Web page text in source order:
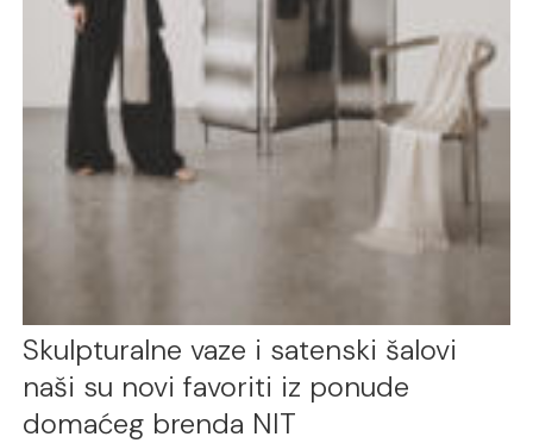
Skulpturalne vaze i satenski šalovi
naši su novi favoriti iz ponude
domaćeg brenda NIT